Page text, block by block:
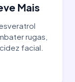
Mais
rugas,
facial.